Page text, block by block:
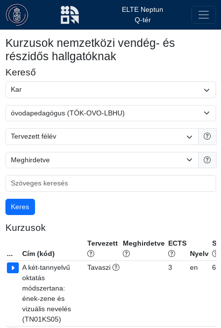
ELTE Neptun
Q-tér
Kurzusok nemzetközi vendég- és
részidős hallgatóknak
Kereső
Kurzusok
... Cím (kód)
Tervezett Meghirdetve ECTS
Nyelv
A két-tannyelvű
oktatás
módszertana:
ének-zene és
vizuális nevelés
(TN01KS05)
Tavaszi 3 en 6,